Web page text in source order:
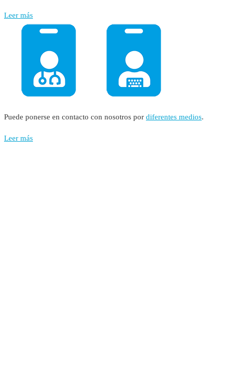
Leer más
Puede ponerse en contacto con nosotros por diferentes medios.
Leer más